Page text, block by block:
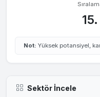
15.
Not: Yüksek potansiyel,
Sektör İncele